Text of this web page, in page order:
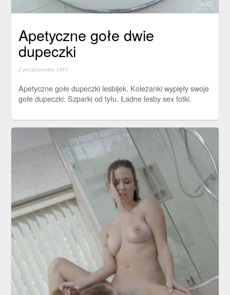
Apetyczne gołe dwie
dupeczki
2 października 2015
Apetyczne gołe dupeczki lesbijek. Koleżanki wypięły swoje
gołe dupeczki. Szparki od tyłu. Ładne lesby sex fotki.